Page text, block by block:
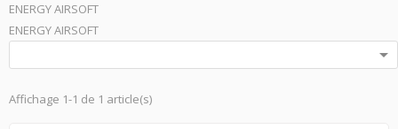
ENERGY AIRSOFT
ENERGY AIRSOFT

Affichage 1-1 de 1 article(s)